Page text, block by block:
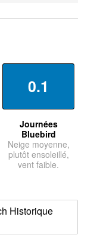
0.1
Journées
Bluebird
Neige moyenne,
plutôt ensoleillé,
vent faible.
Historique